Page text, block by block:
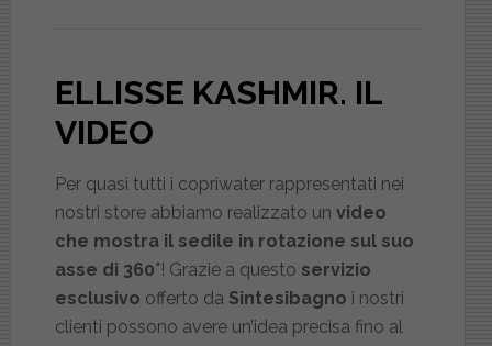
ELLISSE KASHMIR. IL
VIDEO
Per quasi tutti i copriwater rappresentati nei
nostri store abbiamo realizzato un video
che mostra il sedile in rotazione sul suo
asse di 360°! Grazie a questo servizio
esclusivo offerto da Sintesibagno i nostri
clienti possono avere un’idea precisa fino al